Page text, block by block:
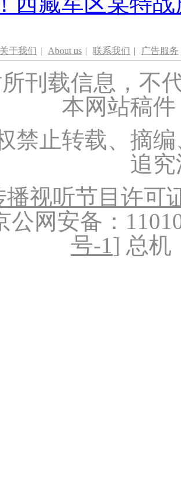
关于我们 | About us | 联系我们 | 广告服务
刊载信息，不
本网站稿
禁止转载、摘
追
播视听节目许可
公网安备：
号-1] 总机